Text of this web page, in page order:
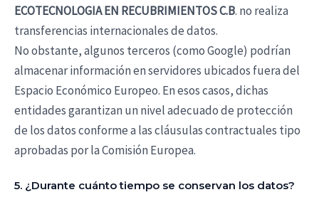
ECOTECNOLOGIA EN RECUBRIMIENTOS C.B. no realiza
transferencias internacionales de datos.
No obstante, algunos terceros (como Google) podrían
almacenar información en servidores ubicados fuera del
Espacio Económico Europeo. En esos casos, dichas
entidades garantizan un nivel adecuado de protección
de los datos conforme a las cláusulas contractuales tipo
aprobadas por la Comisión Europea.
5. ¿Durante cuánto tiempo se conservan los datos?